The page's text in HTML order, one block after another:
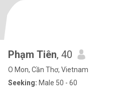
Phạm Tiên, 40
O Mon, Cần Thơ, Vietnam
Seeking: Male 50 - 60